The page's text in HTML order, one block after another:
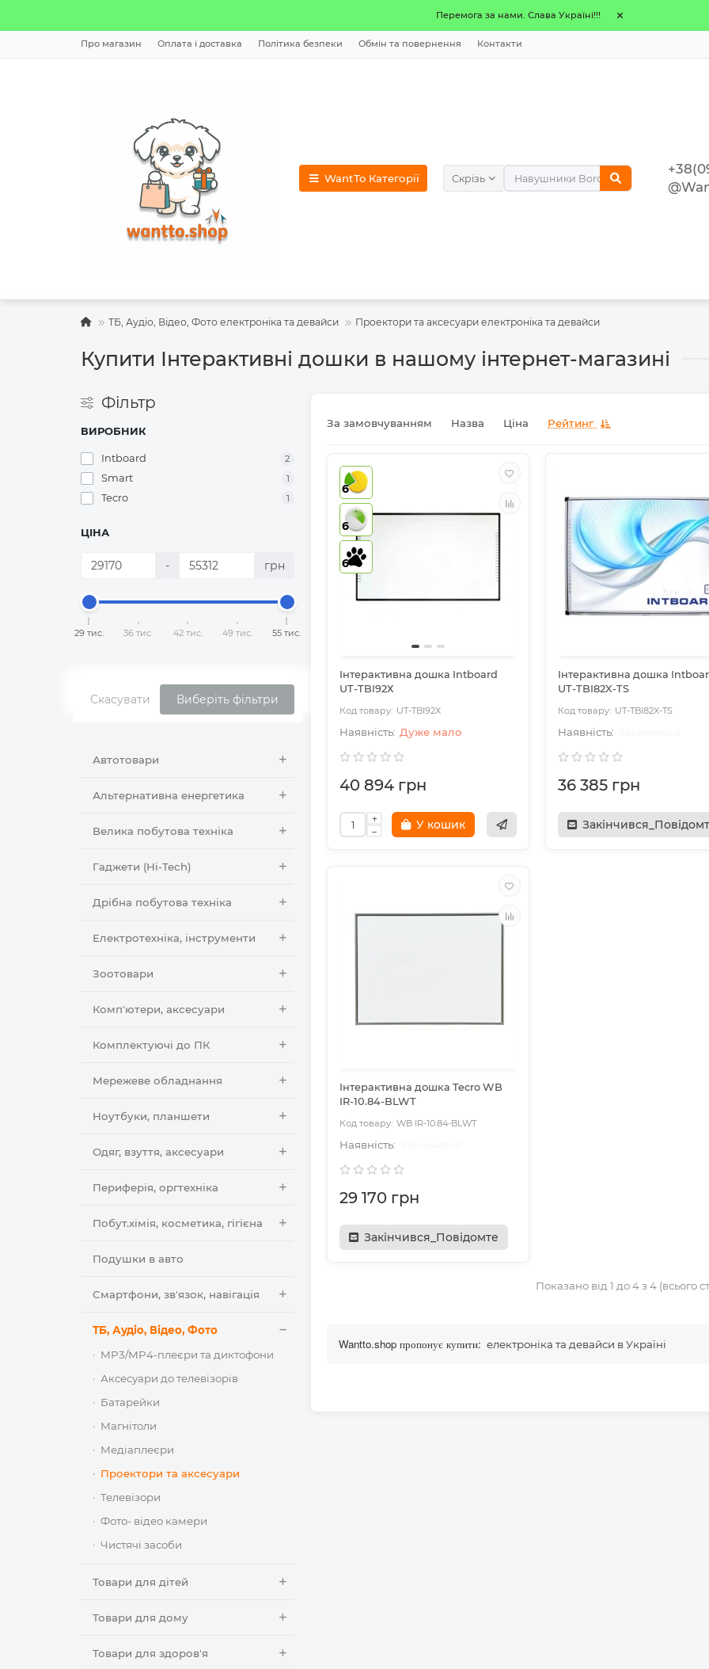
Перемога за нами. Слава Україні!!!
Про магазин Оплата і доставка Політика безпеки Обмін та повернення Контакти
WantTo Категорії Скрізь
ТБ, Аудіо, Відео, Фото електроніка та девайси Проектори та аксесуари електроніка та девайси
Купити Інтерактивні дошки в нашому інтернет-магазині
Фільтр
ВИРОБНИК
Intboard 2
Smart 1
Tecro 1
ЦІНА
- грн
29 тис. 36 тис. 42 тис. 49 тис. 55 тис.
Скасувати Виберіть фільтри
Автотовари
Альтернативна енергетика
Велика побутова техніка
Гаджети (Hi-Tech)
Дрібна побутова техніка
Електротехніка, інструменти
Зоотовари
Комп'ютери, аксесуари
Комплектуючі до ПК
Мережеве обладнання
Ноутбуки, планшети
Одяг, взуття, аксесуари
Периферія, оргтехніка
Побут.хімія, косметика, гігієна
Подушки в авто
Смартфони, зв'язок, навігація
ТБ, Аудіо, Відео, Фото
MP3/MP4-плеєри та диктофони
Аксесуари до телевізорів
Батарейки
Магнітоли
Медіаплеєри
Проектори та аксесуари
Телевізори
Фото- відео камери
Чистячі засоби
Товари для дітей
Товари для дому
Товари для здоров'я
За замовчуванням Назва Ціна Рейтинг
6
6
6
Інтерактивна дошка Intboard
UT-TBI92Х
UT-TBI92Х
Дуже мало
40 894 грн
У кошик
Інтерактивна дошка
UT-TBI82X-TS
UT-TBI82X-TS
36 385 грн
Інтерактивна дошка Tecro WB
IR-10.84-BLWT
WB IR-10.84-BLWT
29 170 грн
Закінчився_Повідомте
Показано від 1 до 4 з 4 (всього
Wantto.shop пропонує купити: електроніка та девайси в Україні